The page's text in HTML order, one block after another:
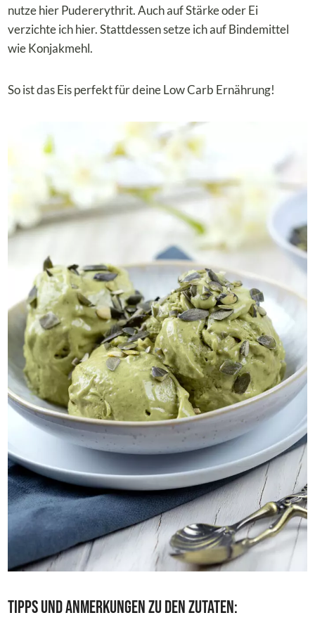
nutze hier Pudererythrit. Auch auf Stärke oder Ei
verzichte ich hier. Stattdessen setze ich auf Bindemittel
wie Konjakmehl.
So ist das Eis perfekt für deine Low Carb Ernährung!
Tipps und Anmerkungen zu den Zutaten: